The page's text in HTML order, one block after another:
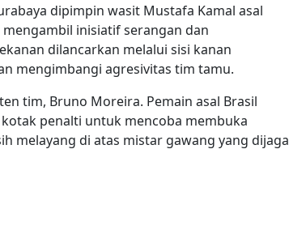
dipimpin wasit Mustafa Kamal asal
inisiatif serangan dan
dilancarkan melalui sisi kanan
mengimbangi agresivitas tim tamu.
tim, Bruno Moreira. Pemain asal Brasil
penalti untuk mencoba membuka
melayang di atas mistar gawang yang dijaga